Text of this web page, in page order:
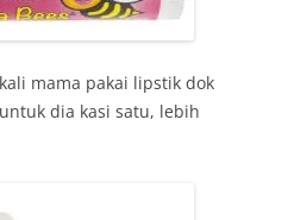
mama pakai lipstik dok
dia kasi satu, lebih